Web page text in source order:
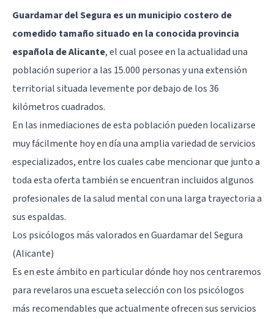
Guardamar del Segura es un municipio costero de
comedido tamaño situado en la conocida provincia
española de Alicante, el cual posee en la actualidad una
población superior a las 15.000 personas y una extensión
territorial situada levemente por debajo de los 36
kilómetros cuadrados.
En las inmediaciones de esta población pueden localizarse
muy fácilmente hoy en día una amplia variedad de servicios
especializados, entre los cuales cabe mencionar que junto a
toda esta oferta también se encuentran incluidos algunos
profesionales de la salud mental con una larga trayectoria a
sus espaldas.
Los psicólogos más valorados en Guardamar del Segura
(Alicante)
Es en este ámbito en particular dónde hoy nos centraremos
para revelaros una escueta selección con los psicólogos
más recomendables que actualmente ofrecen sus servicios